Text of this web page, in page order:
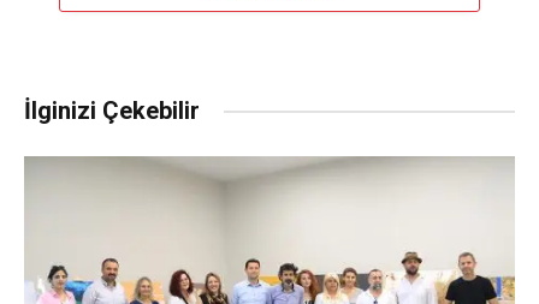
İlginizi Çekebilir